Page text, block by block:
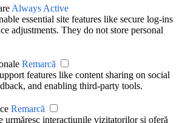
Always Active
essential site features like secure log-ins
adjustments. They do not store personal
Remarcă
features like content sharing on social
and enabling third-party tools.
Remarcă
urmăresc interacțiunile vizitatorilor și oferă